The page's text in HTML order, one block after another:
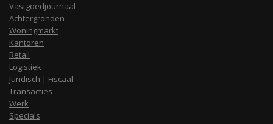
Vastgoedjournaal
Achtergronden
Woningmarkt
Kantoren
Retail
Logistiek
Juridisch | Fiscaal
Transacties
Werk
Specials